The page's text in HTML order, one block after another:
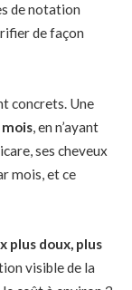
de notation
de façon
concrets. Une
mois , en n’ayant
ses cheveux
mois, et ce
plus doux, plus
visible de la